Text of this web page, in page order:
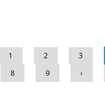
1 2 3
8 9 ›